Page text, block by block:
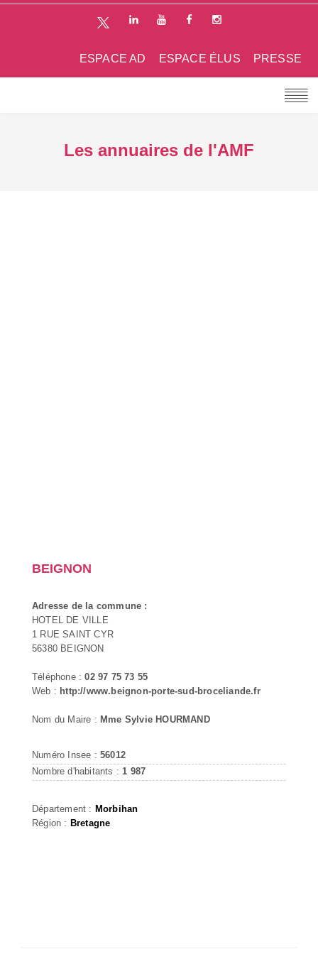
PRESSE
ESPACE ÉLUS
ESPACE AD
Les annuaires de l'AMF
BEIGNON
Adresse de la commune :
HOTEL DE VILLE
1 RUE SAINT CYR
56380 BEIGNON
Téléphone :02 97 75 73 55
Web : http://www.beignon-porte-sud-broceliande.fr
Nom du Maire : Mme Sylvie HOURMAND
Numéro Insee : 56012
Nombre d'habitants : 1 987
Département : Morbihan
Région : Bretagne